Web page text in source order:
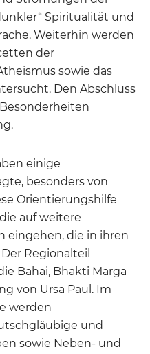
Spiritualität und
Weiterhin werden
der
sowie das
Den Abschluss
einige
besonders von
Orientierungshilfe
auf weitere
eingehen, die in ihren
Regionalteil
Bahai, Bhakti Marga
von Ursa Paul. Im
werden
und
sowie Neben- und